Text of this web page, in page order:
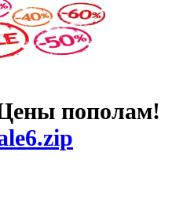
пополам!